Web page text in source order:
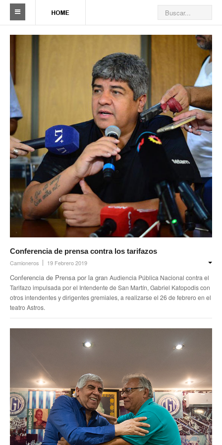
Sindicato
Reseña histórica
Delegaciones
Seccionales
Ramas por actividad
Camioneros solidarios
Galería de Delegaciones y Seccionales
Galería de videos
Videos de prevención
Noticias de Delegaciones y Seccionales
Memoria histórica
Notas
Novedades
Noticias Fiscalización
Secretaría general
Secretaría general adjunta
Secretaría de actas
Secretaría administrativa
Conferencia de prensa contra los tarifazos
Camioneros 19 Febrero 2019
Conferencia de Prensa por la gran Audiencia Pública Nacional contra el
Tarifazo impulsada por el Intendente de San Martín, Gabriel Katopodis con
otros intendentes y dirigentes gremiales, a realizarse el 26 de febrero en el
teatro Astros.